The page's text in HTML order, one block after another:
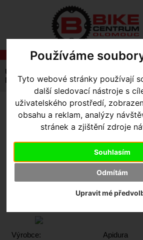
Používáme
Tyto webové stránky používají
další sledovací nástroje s
uživatelského prostředí,
obsahu a reklam, analýzy
stránek a zjištění zdroje
Souhlasím
Odmítám
Upravit mé
Úvodní strana
Na rám
Brašna Apidura Backcountry
BRAŠNA APIDURA
BACKCOUNTRY
PACK 1L
Výrobce:
Apidura